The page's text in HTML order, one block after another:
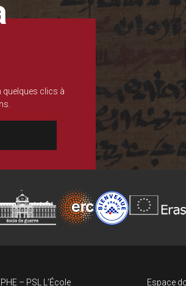
quelques clics à
– PSL L’École Espace